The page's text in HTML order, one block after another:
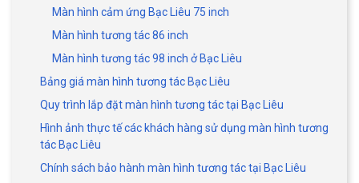
Màn hình cảm ứng Bạc Liêu 75 inch
Màn hình tương tác 86 inch
Màn hình tương tác 98 inch ở Bạc Liêu
Bảng giá màn hình tương tác Bạc Liêu
Quy trình lắp đặt màn hình tương tác tại Bạc Liêu
Hình ảnh thực tế các khách hàng sử dụng màn hình tương
tác Bạc Liêu
Chính sách bảo hành màn hình tương tác tại Bạc Liêu